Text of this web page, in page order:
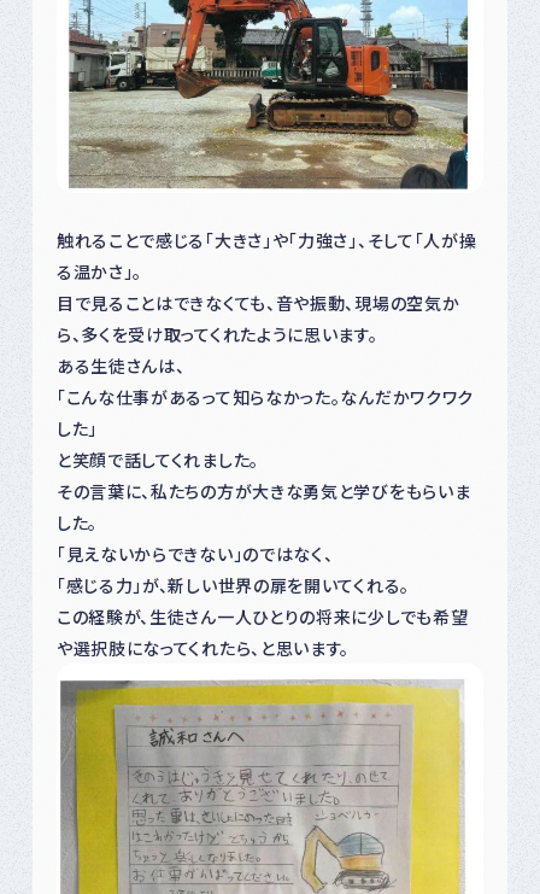
触れることで感じる「大きさ」や「力強さ」、そして「人が操
る温かさ」。
目で見ることはできなくても、音や振動、現場の空気か
ら、多くを受け取ってくれたように思います。
ある生徒さんは、
「こんな仕事があるって知らなかった。なんだかワクワク
した」
と笑顔で話してくれました。
その言葉に、私たちの方が大きな勇気と学びをもらいま
した。
「見えないからできない」のではなく、
「感じる力」が、新しい世界の扉を開いてくれる。
この経験が、生徒さん一人ひとりの将来に少しでも希望
や選択肢になってくれたら、と思います。